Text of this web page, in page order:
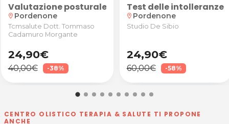
Olistico a Porcia
Valutazione posturale con anamnesi,
location_on Pordenone
Tcmsalute Dott. Tommaso
Cadamuro Morgante
24,90€
40,00€ -38%
Test delle intolleranze
location_on Pordenone
Studio De Sibio
24,90€
60,00€ -58%
CENTRO OLISTICO TERAPIA & SALUTE TI PROPONE
ANCHE